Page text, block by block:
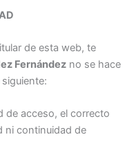
de esta web, te
Fernández no se hace
de acceso, el correcto
ni continuidad de